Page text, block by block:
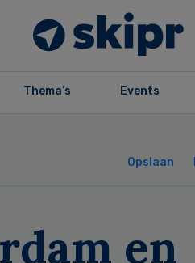
Thema’s Events
Opslaan
en